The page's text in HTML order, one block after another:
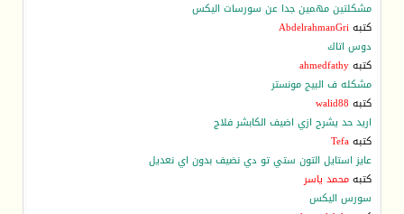
مشكلتين مهمين جدا عن سورسات اليكس
كتبهAbdelrahmanGri
دوس اتاك
كتبهahmedfathy
مشكله ف البيج مونستر
كتبه walid88
اريد حد يشرح ازي اضيف الكابشر فلاج
كتبهTefa
عايز استايل التون ستي تو دي نضيف بدون اي نعديل
كتبهمحمد ياسر
سورس اليكس